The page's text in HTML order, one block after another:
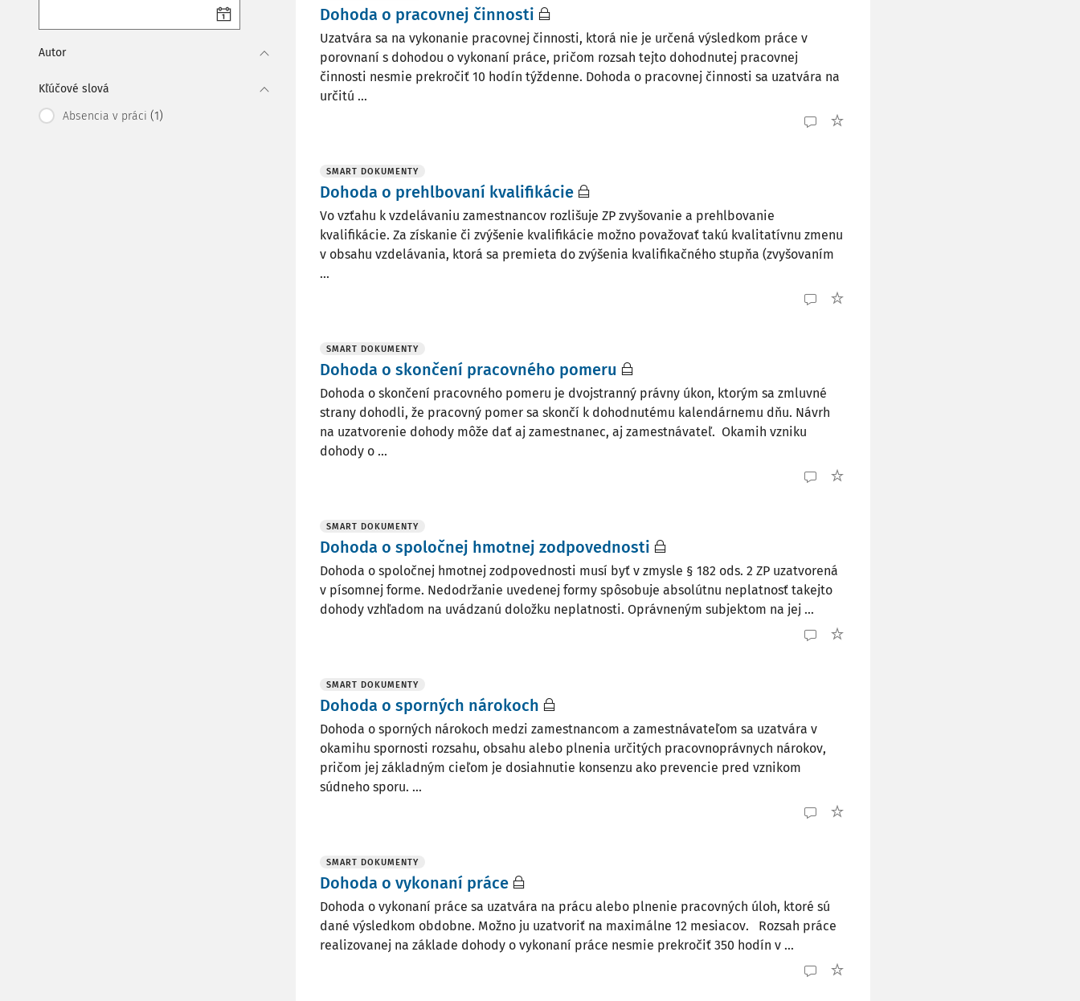
Autor
Kľúčové slová
Absencia v práci (1)
Dohoda o pracovnej činnosti
Uzatvára sa na vykonanie pracovnej činnosti, ktorá nie je určená výsledkom práce v
porovnaní s dohodou o vykonaní práce, pričom rozsah tejto dohodnutej pracovnej
činnosti nesmie prekročiť 10 hodín týždenne. Dohoda o pracovnej činnosti sa uzatvára na
určitú ...
SMART DOKUMENTY
Dohoda o prehlbovaní kvalifikácie
Vo vzťahu k vzdelávaniu zamestnancov rozlišuje ZP zvyšovanie a prehlbovanie
kvalifikácie. Za získanie či zvýšenie kvalifikácie možno považovať takú kvalitatívnu zmenu
v obsahu vzdelávania, ktorá sa premieta do zvýšenia kvalifikačného stupňa (zvyšovaním
...
SMART DOKUMENTY
Dohoda o skončení pracovného pomeru
Dohoda o skončení pracovného pomeru je dvojstranný právny úkon, ktorým sa zmluvné
strany dohodli, že pracovný pomer sa skončí k dohodnutému kalendárnemu dňu. Návrh
na uzatvorenie dohody môže dať aj zamestnanec, aj zamestnávateľ. Okamih vzniku
dohody o ...
SMART DOKUMENTY
Dohoda o spoločnej hmotnej zodpovednosti
Dohoda o spoločnej hmotnej zodpovednosti musí byť v zmysle § 182 ods. 2 ZP uzatvorená
v písomnej forme. Nedodržanie uvedenej formy spôsobuje absolútnu neplatnosť takejto
dohody vzhľadom na uvádzanú doložku neplatnosti. Oprávneným subjektom na jej ...
SMART DOKUMENTY
Dohoda o sporných nárokoch
Dohoda o sporných nárokoch medzi zamestnancom a zamestnávateľom sa uzatvára v
okamihu spornosti rozsahu, obsahu alebo plnenia určitých pracovnoprávnych nárokov,
pričom jej základným cieľom je dosiahnutie konsenzu ako prevencie pred vznikom
súdneho sporu. ...
SMART DOKUMENTY
Dohoda o vykonaní práce
Dohoda o vykonaní práce sa uzatvára na prácu alebo plnenie pracovných úloh, ktoré sú
dané výsledkom obdobne. Možno ju uzatvoriť na maximálne 12 mesiacov. Rozsah práce
realizovanej na základe dohody o vykonaní práce nesmie prekročiť 350 hodín v ...